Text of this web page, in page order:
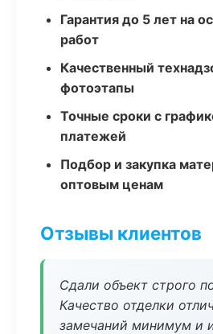
Гарантия до 5 лет на
работ
Качественный
фотоэтапы
Точные сроки с
платежей
Подбор и закупка
оптовым ценам
Отзывы клиентов
Сдали объект строго
Качество отделки
замечаний минимум и